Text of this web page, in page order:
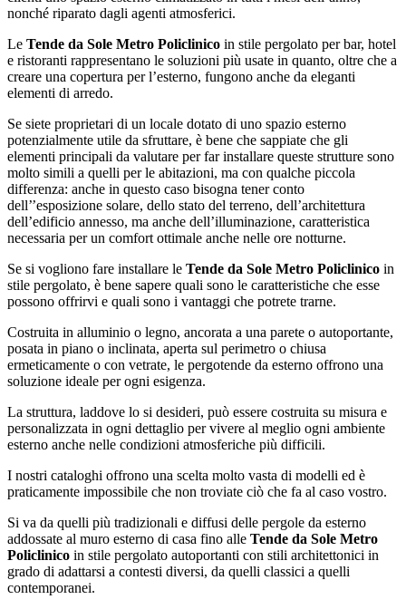
nonché riparato dagli agenti atmosferici.
Le Tende da Sole Metro Policlinico in stile pergolato per bar, hotel
e ristoranti rappresentano le soluzioni più usate in quanto, oltre che a
creare una copertura per l’esterno, fungono anche da eleganti
elementi di arredo.
Se siete proprietari di un locale dotato di uno spazio esterno
potenzialmente utile da sfruttare, è bene che sappiate che gli
elementi principali da valutare per far installare queste strutture sono
molto simili a quelli per le abitazioni, ma con qualche piccola
differenza: anche in questo caso bisogna tener conto
dell’’esposizione solare, dello stato del terreno, dell’architettura
dell’edificio annesso, ma anche dell’illuminazione, caratteristica
necessaria per un comfort ottimale anche nelle ore notturne.
Se si vogliono fare installare le Tende da Sole Metro Policlinico in
stile pergolato, è bene sapere quali sono le caratteristiche che esse
possono offrirvi e quali sono i vantaggi che potrete trarne.
Costruita in alluminio o legno, ancorata a una parete o autoportante,
posata in piano o inclinata, aperta sul perimetro o chiusa
ermeticamente o con vetrate, le pergotende da esterno offrono una
soluzione ideale per ogni esigenza.
La struttura, laddove lo si desideri, può essere costruita su misura e
personalizzata in ogni dettaglio per vivere al meglio ogni ambiente
esterno anche nelle condizioni atmosferiche più difficili.
I nostri cataloghi offrono una scelta molto vasta di modelli ed è
praticamente impossibile che non troviate ciò che fa al caso vostro.
Si va da quelli più tradizionali e diffusi delle pergole da esterno
addossate al muro esterno di casa fino alle Tende da Sole Metro
Policlinico in stile pergolato autoportanti con stili architettonici in
grado di adattarsi a contesti diversi, da quelli classici a quelli
contemporanei.